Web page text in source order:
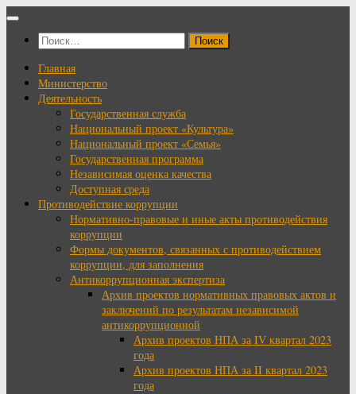
Перейти
содержимому
Найти:
Главная
Министерство
Деятельность
Государственная служба
Национальный проект «Культура»
Национальный проект «Семья»
Государственная программа
Независимая оценка качества
Доступная среда
Противодействие коррупции
Нормативно-правовые и иные акты противодействия
коррупции
Формы документов, связанных с противодействием
коррупции, для заполнения
Антикоррупционная экспертиза
Архив проектов нормативных правовых актов и
заключений по результатам независимой
антикоррупционной
Архив проектов НПА за IV квартал 2023
года
Архив проектов НПА за II квартал 2023
года